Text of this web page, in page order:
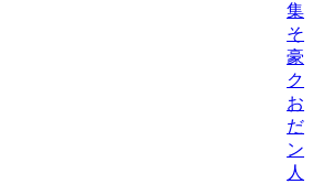
集
そ
豪
ク
お
だ
ン
人